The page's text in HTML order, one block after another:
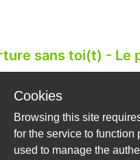
sans toi(t) -
de l'Innovation
a décidé de
un métier. Le podcast
qui le ...
Cookies
Browsing this site
for the service to function
used to manage the